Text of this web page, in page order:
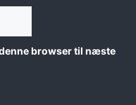
browser til næste